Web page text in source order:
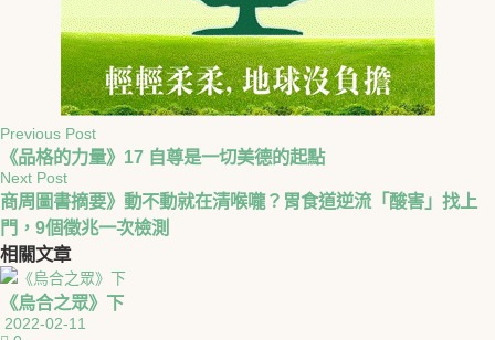
Previous Post
《品格的力量》17 自尊是一切美德的起點
Next Post
商周圖書摘要》動不動就在清喉嚨？胃食道逆流「酸害」找上
門，9個徵兆一次檢測
相關文章
《烏合之眾》下
2022-02-11